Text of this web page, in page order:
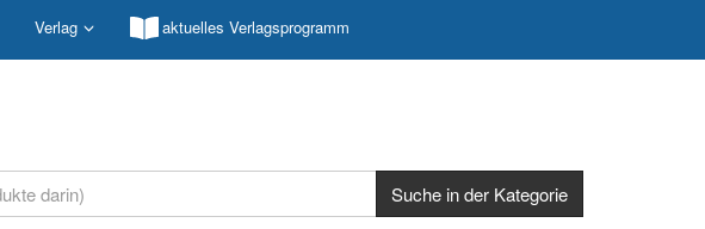
Verlag aktuelles Verlagsprogramm